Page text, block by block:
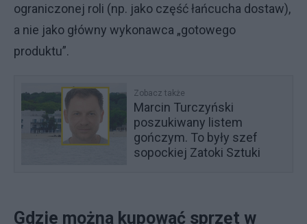
ograniczonej roli (np. jako część łańcucha dostaw),
a nie jako główny wykonawca „gotowego
produktu”.
Zobacz także
Marcin Turczyński
poszukiwany listem
gończym. To były szef
sopockiej Zatoki Sztuki
Gdzie można kupować sprzęt w